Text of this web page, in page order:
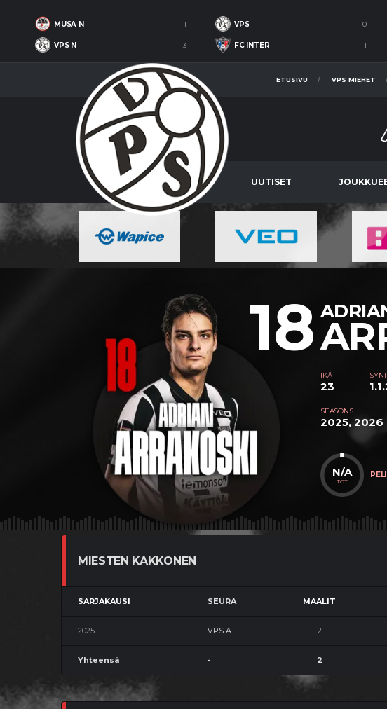
MUSA N 1
VPS N 3
VPS 0
FC INTER 1
ETUSIVU VPS MIEHET
UUTISET
18
IKÄ
23
SEASONS
2025, 2026
N/A
TOT
MIESTEN KAKKONEN
SARJAKAUSI SEURA MAALIT
2025 VPS A 2
Yhteensä - 2